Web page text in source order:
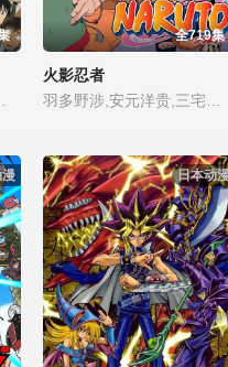
全719集
火影忍者
日本动